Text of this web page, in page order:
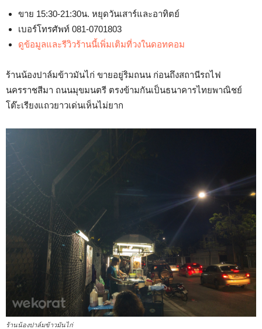
ขาย 15:30-21:30น. หยุดวันเสาร์และอาทิตย์
เบอร์โทรศัพท์ 081-0701803
ดูข้อมูลและรีวิวร้านนี้เพิ่มเติมที่วงในดอทคอม
ร้านน้องปาล์มข้าวมันไก่ ขายอยู่ริมถนน ก่อนถึงสถานีรถไฟ
นครราชสีมา ถนนมุขมนตรี ตรงข้ามกันเป็นธนาคารไทยพาณิชย์
โต๊ะเรียงแถวยาวเด่นเห็นไม่ยาก
ร้านน้องปาล์มข้าวมันไก่